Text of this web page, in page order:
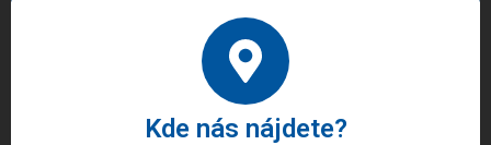
Kde nás nájdete?